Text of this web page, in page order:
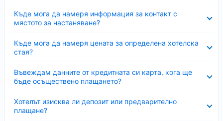
Къде мога да намеря информация за контакт с
мястото за настаняване?
Къде мога да намеря цената за определена хотелска
стая?
Въвеждам данните от кредитната си карта, кога ще
бъде осъществено плащането?
Хотелът изисква ли депозит или предварително
плащане?